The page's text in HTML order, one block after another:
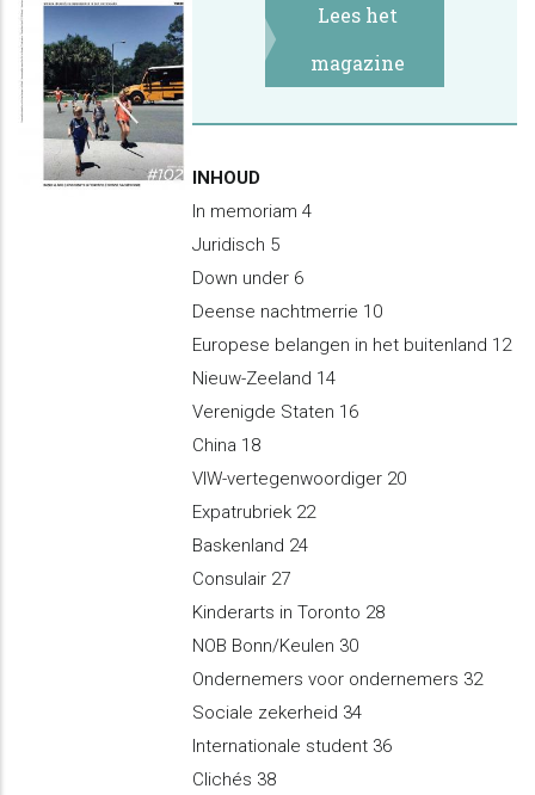
Lees het
magazine
INHOUD
In memoriam 4
Juridisch 5
Down under 6
Deense nachtmerrie 10
Europese belangen in het buitenland 12
Nieuw-Zeeland 14
Verenigde Staten 16
China 18
VIW-vertegenwoordiger 20
Expatrubriek 22
Baskenland 24
Consulair 27
Kinderarts in Toronto 28
NOB Bonn/Keulen 30
Ondernemers voor ondernemers 32
Sociale zekerheid 34
Internationale student 36
Clichés 38